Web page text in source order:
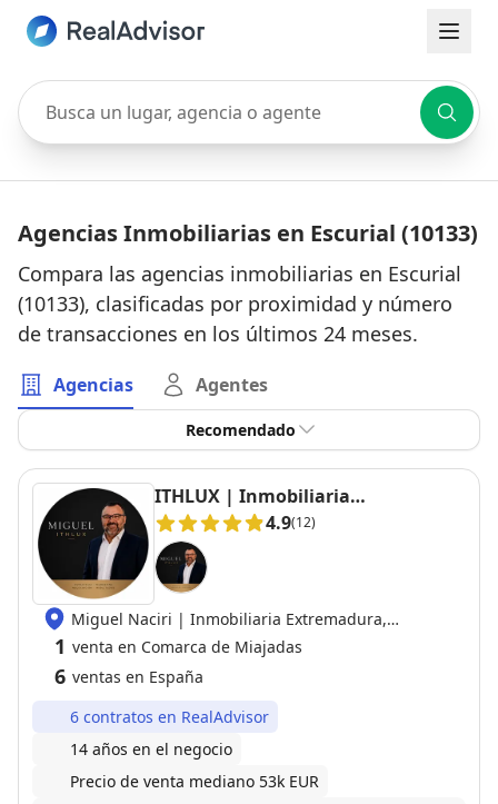
Busca un lugar, agencia o agente
Agencias Inmobiliarias en Escurial (10133)
Compara las agencias inmobiliarias en Escurial
(10133), clasificadas por proximidad y número
de transacciones en los últimos 24 meses.
Agencias Agentes
Recomendado
ITHLUX | Inmobiliaria
Extremadura4.9(12)
Miguel Naciri | Inmobiliaria Extremadura,
06800 Merida
1 venta en Comarca de Miajadas
6 ventas en España
6 contratos en RealAdvisor
14 años en el negocio
Precio de venta mediano 53k EUR